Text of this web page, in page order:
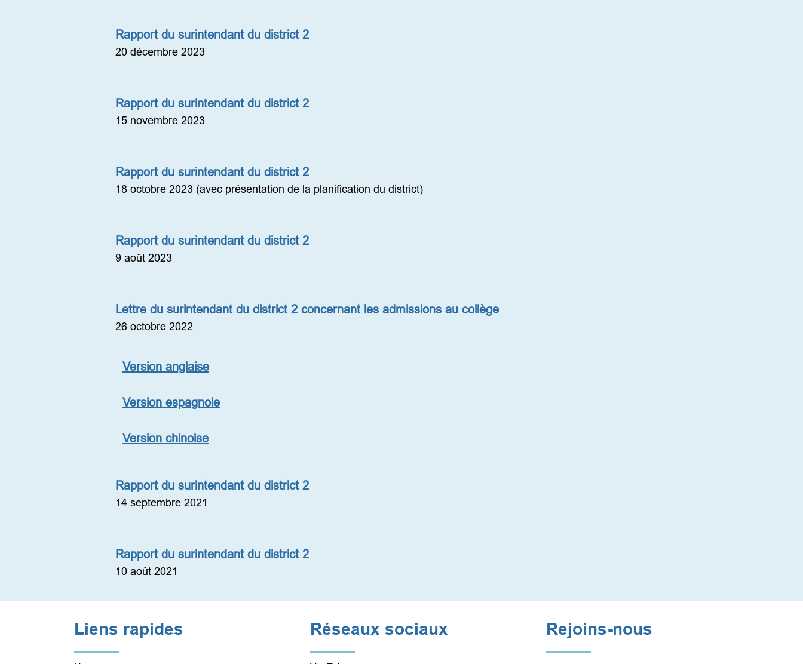
Rapport du surintendant du district 2
20 décembre 2023
Rapport du surintendant du district 2
15 novembre 2023
Rapport du surintendant du district 2
18 octobre 2023 (avec présentation de la planification du district)
Rapport du surintendant du district 2
9 août 2023
Lettre du surintendant du district 2 concernant les admissions au collège
26 octobre 2022
Version anglaise
Version espagnole
Version chinoise
Rapport du surintendant du district 2
14 septembre 2021
Rapport du surintendant du district 2
10 août 2021
Liens rapides Réseaux sociaux Rejoins-nous